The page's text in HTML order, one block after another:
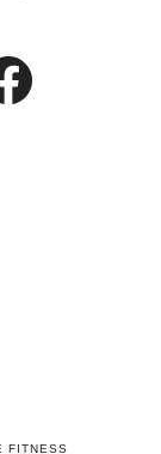
FITNESS